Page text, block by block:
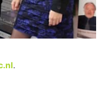
.